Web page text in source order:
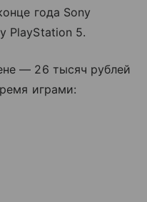
года Sony
PlayStation 5.
— 26 тысяч рублей
играми: